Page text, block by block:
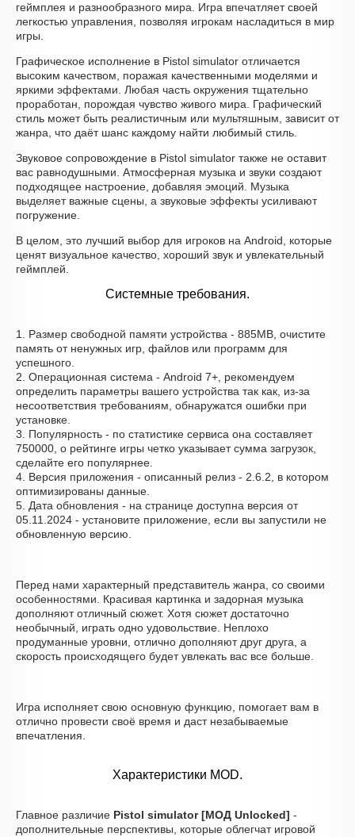
геймплея и разнообразного мира. Игра впечатляет своей
легкостью управления, позволяя игрокам насладиться в мир
игры.
Графическое исполнение в Pistol simulator отличается
высоким качеством, поражая качественными моделями и
яркими эффектами. Любая часть окружения тщательно
проработан, порождая чувство живого мира. Графический
стиль может быть реалистичным или мультяшным, зависит от
жанра, что даёт шанс каждому найти любимый стиль.
Звуковое сопровождение в Pistol simulator также не оставит
вас равнодушными. Атмосферная музыка и звуки создают
подходящее настроение, добавляя эмоций. Музыка
выделяет важные сцены, а звуковые эффекты усиливают
погружение.
В целом, это лучший выбор для игроков на Android, которые
ценят визуальное качество, хороший звук и увлекательный
геймплей.
Системные требования.
1. Размер свободной памяти устройства - 885MB, очистите
память от ненужных игр, файлов или программ для
успешного.
2. Операционная система - Android 7+, рекомендуем
определить параметры вашего устройства так как, из-за
несоответствия требованиям, обнаружатся ошибки при
установке.
3. Популярность - по статистике сервиса она составляет
750000, о рейтинге игры четко указывает сумма загрузок,
сделайте его популярнее.
4. Версия приложения - описанный релиз - 2.6.2, в котором
оптимизированы данные.
5. Дата обновления - на странице доступна версия от
05.11.2024 - установите приложение, если вы запустили не
обновленную версию.
Перед нами характерный представитель жанра, со своими
особенностями. Красивая картинка и задорная музыка
дополняют отличный сюжет. Хотя сюжет достаточно
необычный, играть одно удовольствие. Неплохо
продуманные уровни, отлично дополняют друг друга, а
скорость происходящего будет увлекать вас все больше.
Игра исполняет свою основную функцию, помогает вам в
отлично провести своё время и даст незабываемые
впечатления.
Характеристики MOD.
Главное различие Pistol simulator [МОД Unlocked] -
дополнительные перспективы, которые облегчат игровой